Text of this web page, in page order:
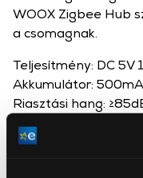
WOOX Zigbee Hub
a csomagnak.
Teljesítmény: DC 5V
Akkumulátor:
Riasztási hang:
Méretek: 80×80×34